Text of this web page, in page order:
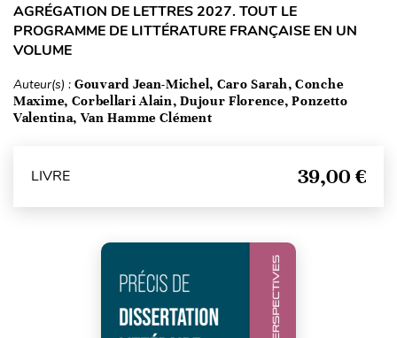
AGRÉGATION DE LETTRES 2027. TOUT LE
PROGRAMME DE LITTÉRATURE FRANÇAISE EN UN
VOLUME
Auteur(s) : Gouvard Jean-Michel, Caro Sarah, Conche
Maxime, Corbellari Alain, Dujour Florence, Ponzetto
Valentina, Van Hamme Clément
LIVRE 39,00 €